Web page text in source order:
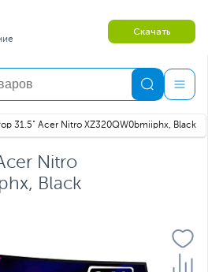
Скачать
31.5" Acer Nitro XZ320QW0bmiiphx, Black
Nitro
Black